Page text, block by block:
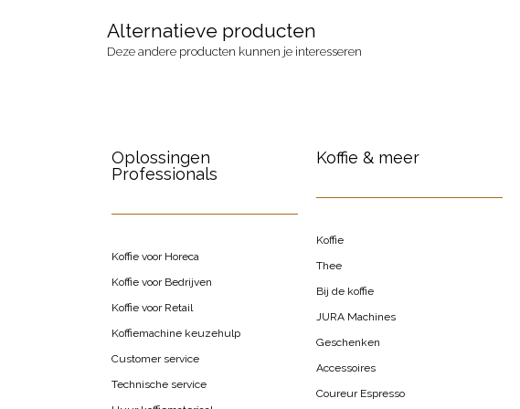
Alternatieve producten
Deze andere producten kunnen je interesseren
Koffie & meer
Koffie
Thee
Bij de koffie
JURA Machines
Geschenken
Accessoires
Coureur Espresso
Oplossingen
Professionals
Koffie voor Horeca
Koffie voor Bedrijven
Koffie voor Retail
Koffiemachine keuzehulp
Customer service
Technische service